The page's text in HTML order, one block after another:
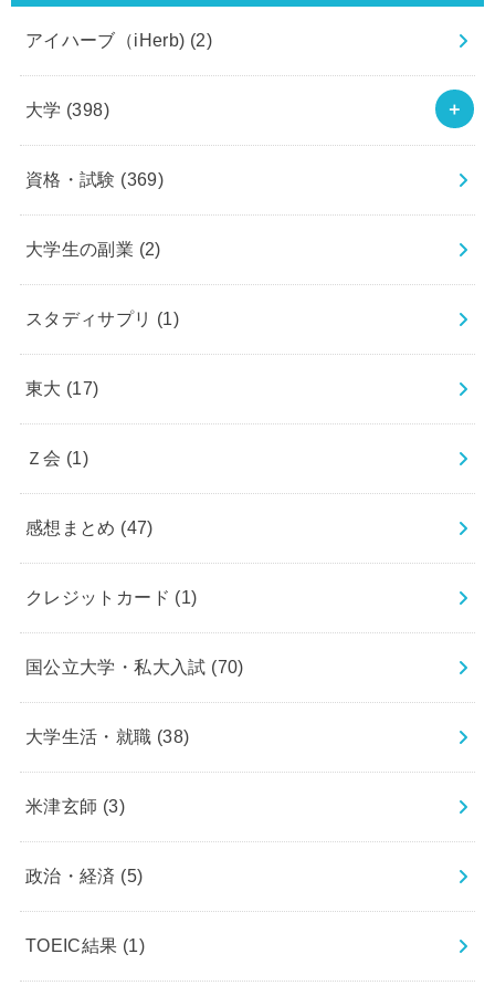
アイハーブ（iHerb) (2)
大学 (398)
資格・試験 (369)
大学生の副業 (2)
スタディサプリ (1)
東大 (17)
Ｚ会 (1)
感想まとめ (47)
クレジットカード (1)
国公立大学・私大入試 (70)
大学生活・就職 (38)
米津玄師 (3)
政治・経済 (5)
TOEIC結果 (1)